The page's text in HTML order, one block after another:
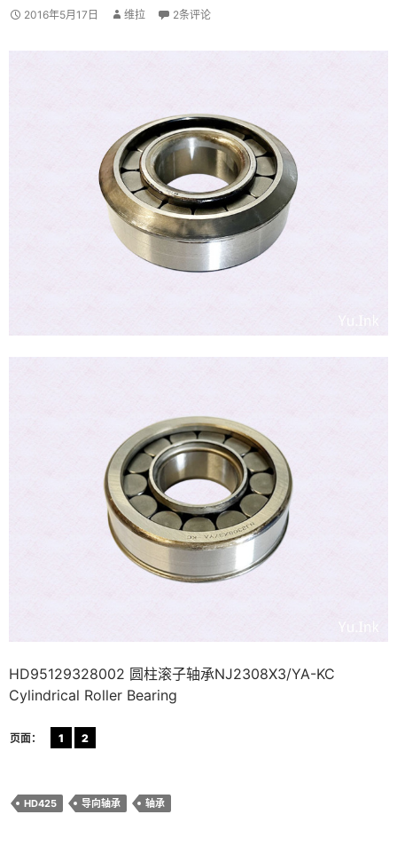
2016年5月17日 维拉 2条评论
HD95129328002 圆柱滚子轴承NJ2308X3/YA-KC
Cylindrical Roller Bearing
页面： 1 2
HD425 导向轴承 轴承